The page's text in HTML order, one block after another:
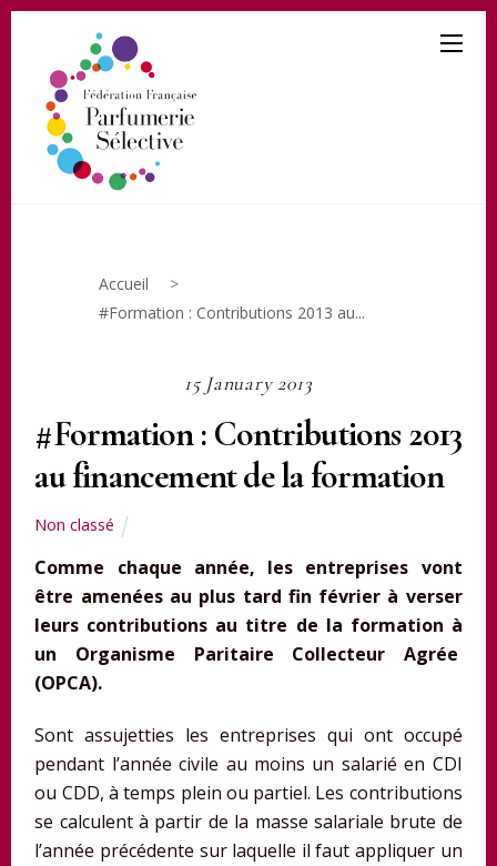
Accueil
>
#Formation : Contributions 2013 au...
15 January 2013
#Formation : Contributions 2013
au financement de la formation
Non classé
Comme chaque année, les entreprises vont
être amenées au plus tard fin février à verser
leurs contributions au titre de la formation à
un Organisme Paritaire Collecteur Agrée
(OPCA).
Sont assujetties les entreprises qui ont occupé
pendant l’année civile au moins un salarié en CDI
ou CDD, à temps plein ou partiel. Les contributions
se calculent à partir de la masse salariale brute de
l’année précédente sur laquelle il faut appliquer un